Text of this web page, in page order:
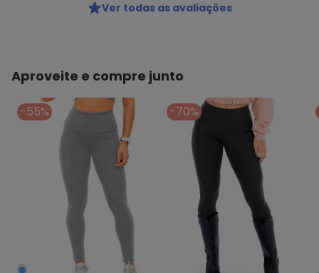
Ver todas as avaliações
Aproveite e compre junto
-55% -70%